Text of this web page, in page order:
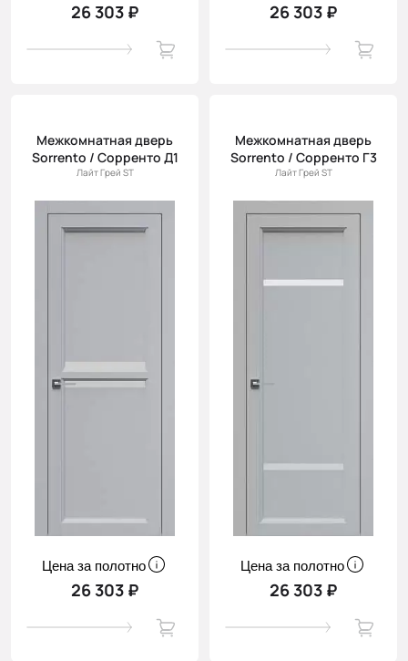
26 303 ₽ 26 303 ₽
Межкомнатная дверь
Sorrento / Сорренто Д1
Лайт Грей ST
Цена за полотно
26 303 ₽
Межкомнатная дверь
Sorrento / Сорренто Г3
Лайт Грей ST
Цена за полотно
26 303 ₽